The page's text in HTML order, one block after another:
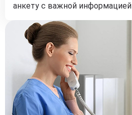
анкету с важной информацией